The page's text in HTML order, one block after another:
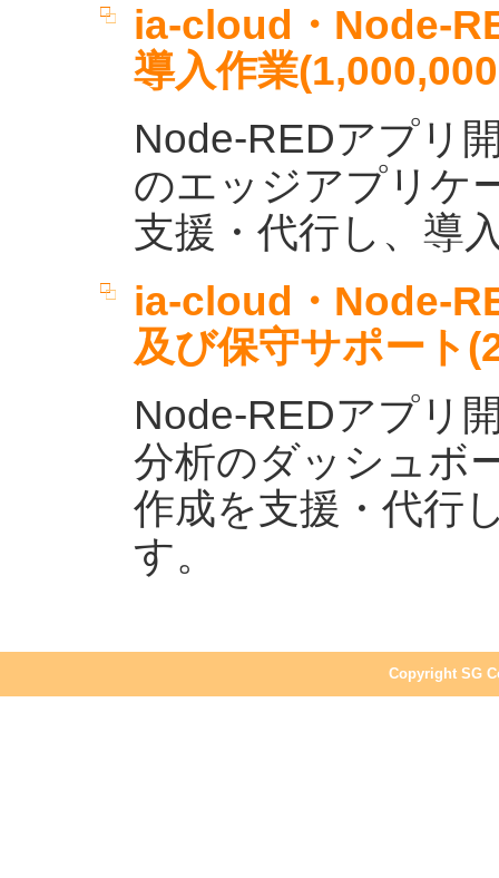
ia-cloud・Node-
導入作業
Node-REDアプリ
のエッジアプリケ
支援・代行し、導
ia-cloud・Node-
及び保守サポート
Node-REDアプリ
分析のダッシュボ
作成を支援・代行
す。
Copyright SG